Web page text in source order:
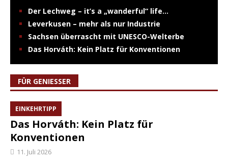
Der Lechweg – it’s a „wanderful“ life…
Leverkusen – mehr als nur Industrie
Sachsen überrascht mit UNESCO-Welterbe
Das Horváth: Kein Platz für Konventionen
FÜR GENIESSER
EINKEHRTIPP
Das Horváth: Kein Platz für
Konventionen
11. Juli 2026